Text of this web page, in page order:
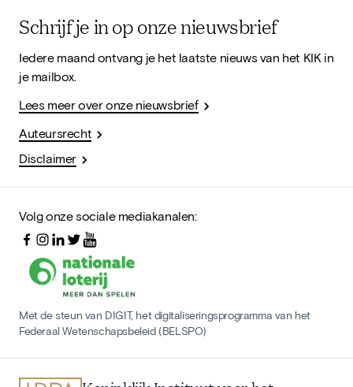
Schrijf je in op onze nieuwsbrief
Iedere maand ontvang je het laatste nieuws van het KIK in
je mailbox.
Lees meer over onze nieuwsbrief
Auteursrecht
Disclaimer
Volg onze sociale mediakanalen:
Met de steun van DIGIT, het digitaliseringsprogramma van het
Federaal Wetenschapsbeleid (BELSPO)